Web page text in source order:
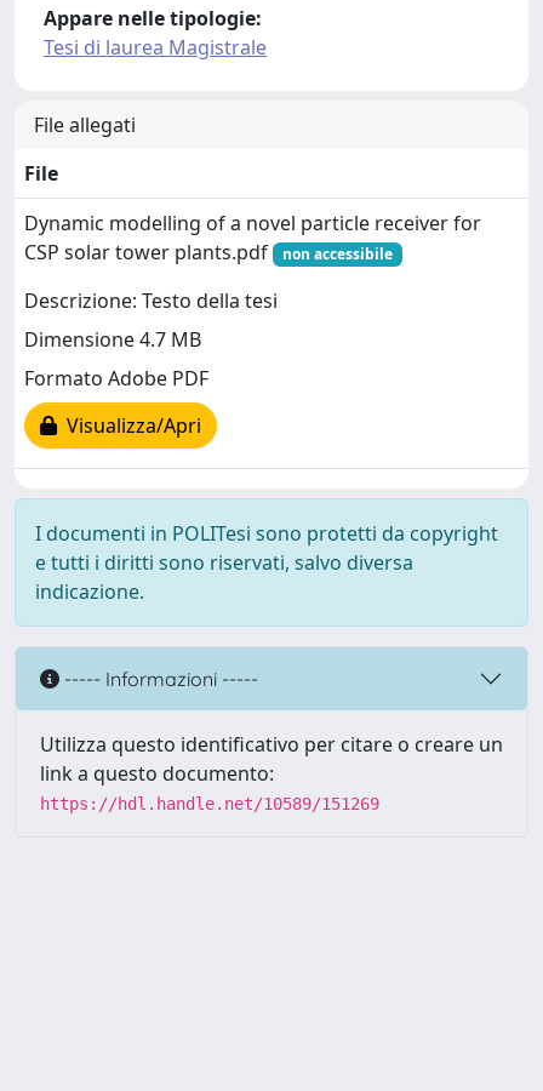
Appare nelle tipologie:
Tesi di laurea Magistrale
File allegati
File
Dynamic modelling of a novel particle receiver for
CSP solar tower plants.pdf
non accessibile
Descrizione: Testo della tesi
Dimensione 4.7 MB
Formato Adobe PDF
Visualizza/Apri
I documenti in POLITesi sono protetti da copyright
e tutti i diritti sono riservati, salvo diversa
indicazione.
----- Informazioni -----
Utilizza questo identificativo per citare o creare un
link a questo documento:
https://hdl.handle.net/10589/151269